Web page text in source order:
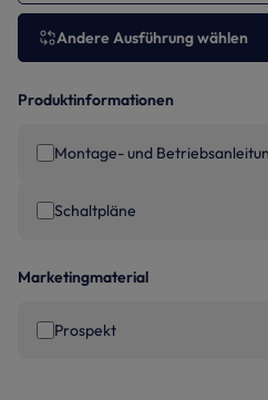
Andere Ausführung wählen
Produktinformationen
Montage- und
Schaltpläne
Marketingmaterial
Prospekt